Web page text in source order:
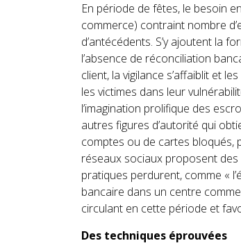
En période de fêtes, le besoin
commerce) contraint nombre
d’antécédents. S’y ajoutent la
l’absence de réconciliation
client, la vigilance s’affaiblit et
les victimes dans leur
l’imagination prolifique des
autres figures d’autorité qui
comptes ou de cartes bloqués,
réseaux sociaux proposent des
pratiques perdurent, comme «
bancaire dans un centre
circulant en cette période et
Des techniques éprouvées